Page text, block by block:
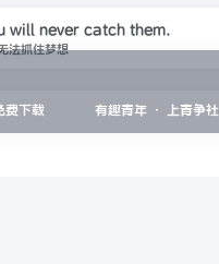
will never catch them.
法抓住梦想
费下载 有趣青年 · 上青争社